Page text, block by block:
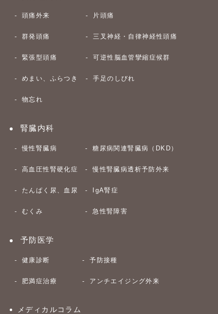
頭痛外来 片頭痛
群発頭痛 三叉神経・自律神経性頭痛
緊張型頭痛 可逆性脳血管攣縮症候群
めまい、ふらつき 手足のしびれ
物忘れ
腎臓内科
慢性腎臓病 糖尿病関連腎臓病（DKD）
高血圧性腎硬化症 慢性腎臓病透析予防外来
たんぱく尿、血尿 IgA腎症
むくみ 急性腎障害
予防医学
健康診断 予防接種
肥満症治療 アンチエイジング外来
メディカルコラム